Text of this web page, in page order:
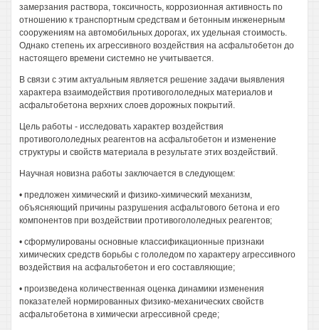
замерзания раствора, токсичность, коррозионная активность по
отношению к транспортным средствам и бетонным инженерным
сооружениям на автомобильных дорогах, их удельная стоимость.
Однако степень их агрессивного воздействия на асфальтобетон до
настоящего времени системно не учитывается.
В связи с этим актуальным является решение задачи выявления
характера взаимодействия противогололедных материалов и
асфальтобетона верхних слоев дорожных покрытий.
Цель работы - исследовать характер воздействия
противогололедных реагентов на асфальтобетон и изменение
структуры и свойств материала в результате этих воздействий.
Научная новизна работы заключается в следующем:
• предложен химический и физико-химический механизм,
объясняющий причины разрушения асфальтового бетона и его
компонентов при воздействии противогололедных реагентов;
• сформулированы основные классификационные признаки
химических средств борьбы с гололедом по характеру агрессивного
воздействия на асфальтобетон и его составляющие;
• произведена количественная оценка динамики изменения
показателей нормированных физико-механических свойств
асфальтобетона в химически агрессивной среде;